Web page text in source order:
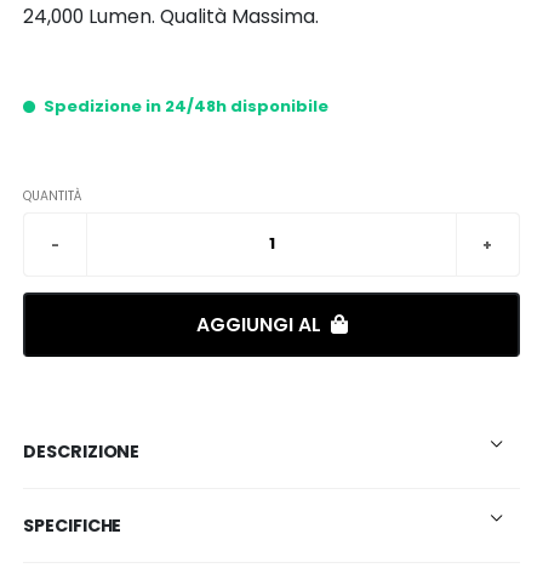
24,000 Lumen. Qualità Massima.
Spedizione in 24/48h disponibile
QUANTITÀ
AGGIUNGI AL
DESCRIZIONE
SPECIFICHE